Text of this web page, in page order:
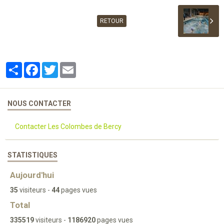
RETOUR
PartagerFacebook
Twitter
NOUS CONTACTER
Contacter Les Colombes de Bercy
STATISTIQUES
Aujourd'hui
35 visiteurs - 44pages vues
Total
335519visiteurs - 1186920pages vues